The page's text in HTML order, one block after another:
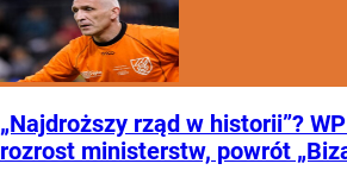
„Najdroższy rząd w historii”?
rozrost ministerstw, powrót